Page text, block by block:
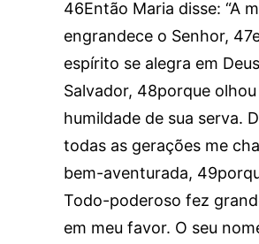
46Então Maria disse: “A
engrandece o Senhor,
espírito se alegra em
Salvador, 48porque
humildade de sua serva.
todas as gerações me
bem-aventurada,
Todo-poderoso fez
em meu favor. O seu